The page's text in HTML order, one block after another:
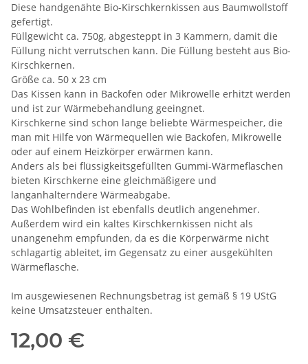
Diese handgenähte Bio-Kirschkernkissen aus Baumwollstoff
gefertigt.
Füllgewicht ca. 750g, abgesteppt in 3 Kammern, damit die
Füllung nicht verrutschen kann. Die Füllung besteht aus Bio-
Kirschkernen.
Größe ca. 50 x 23 cm
Das Kissen kann in Backofen oder Mikrowelle erhitzt werden
und ist zur Wärmebehandlung geeingnet.
Kirschkerne sind schon lange beliebte Wärmespeicher, die
man mit Hilfe von Wärmequellen wie Backofen, Mikrowelle
oder auf einem Heizkörper erwärmen kann.
Anders als bei flüssigkeitsgefüllten Gummi-Wärmeflaschen
bieten Kirschkerne eine gleichmäßigere und
langanhalterndere Wärmeabgabe.
Das Wohlbefinden ist ebenfalls deutlich angenehmer.
Außerdem wird ein kaltes Kirschkernkissen nicht als
unangenehm empfunden, da es die Körperwärme nicht
schlagartig ableitet, im Gegensatz zu einer ausgekühlten
Wärmeflasche.
Im ausgewiesenen Rechnungsbetrag ist gemäß § 19 UStG
keine Umsatzsteuer enthalten.
12,00 €